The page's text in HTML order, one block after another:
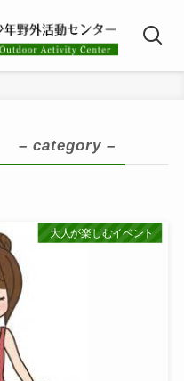
– category –
大人が楽しむイベント